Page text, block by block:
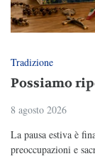
Tradizione
Possiamo
8 agosto 2026
La pausa estiva è
preoccupazioni e